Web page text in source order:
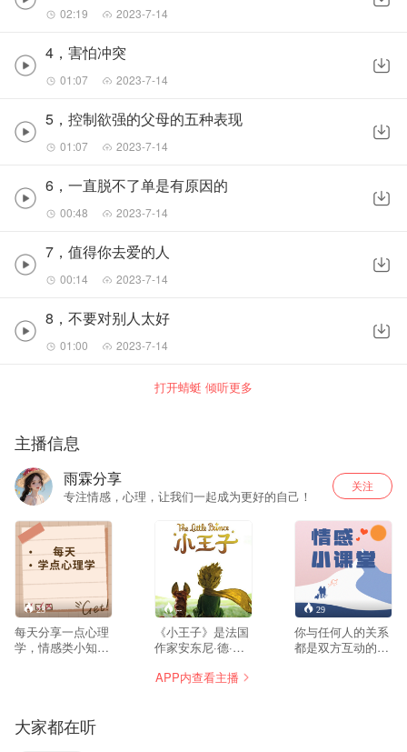
02:19 2023-7-14
4，害怕冲突
01:07 2023-7-14
5，控制欲强的父母的五种表现
01:07 2023-7-14
6，一直脱不了单是有原因的
00:48 2023-7-14
7，值得你去爱的人
00:14 2023-7-14
8，不要对别人太好
01:00 2023-7-14
打开蜻蜓 倾听更多
主播信息
雨霖分享
专注情感，心理，让我们一起成为更好的自己！
关注
23
每天分享一点心理
学，情感类小知
--
《小王子》是法国
作家安东尼·德·圣·
年写成的著名儿童
29
你与任何人的关系
都是双方互动的结
APP内查看主播
大家都在听